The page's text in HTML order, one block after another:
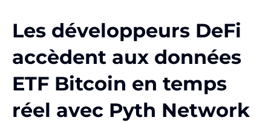
Les développeurs DeFi
accèdent aux données
ETF Bitcoin en temps
réel avec Pyth Network